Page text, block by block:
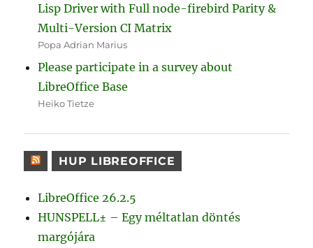
Lisp Driver with Full node-firebird Parity &
Multi-Version CI Matrix
Popa Adrian Marius
Please participate in a survey about
LibreOffice Base
Heiko Tietze
HUP LIBREOFFICE
LibreOffice 26.2.5
HUNSPELL± – Egy méltatlan döntés
margójára